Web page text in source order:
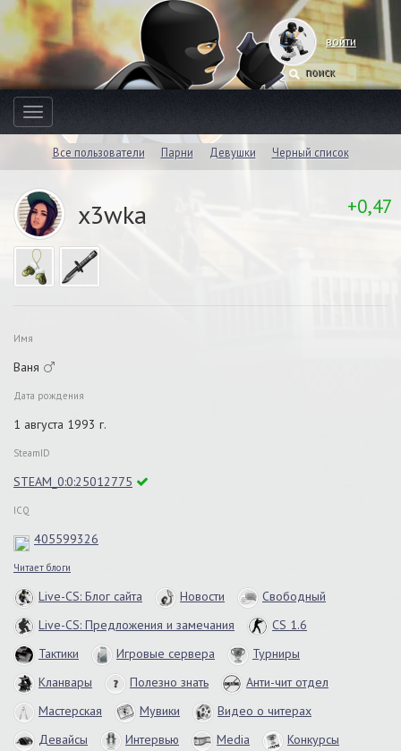
войти
Toggle
navigation
Все пользователи Парни Девушки Черный список
x3wka +0,47
Имя
Ваня
Дата рождения
1 августа 1993 г.
SteamID
STEAM_0:0:25012775
ICQ
405599326
Читает блоги
Live-CS: Блог сайта Новости
Свободный
Live-CS: Предложения и замечания
CS 1.6
Тактики
Игровые сервера
Турниры
Кланвары
Полезно знать
Анти-чит отдел
Мастерская
Мувики
Видео о читерах
Девайсы
Интервью Media
Конкурсы